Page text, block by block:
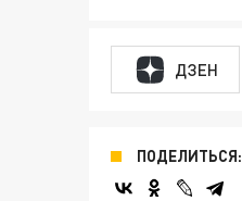
ДЗЕН
ПОДЕЛИТЬСЯ: